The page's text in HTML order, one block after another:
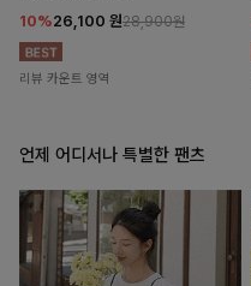
10%26,100 원28,900원
리뷰 카운트 영역
언제 어디서나 특별한 팬츠